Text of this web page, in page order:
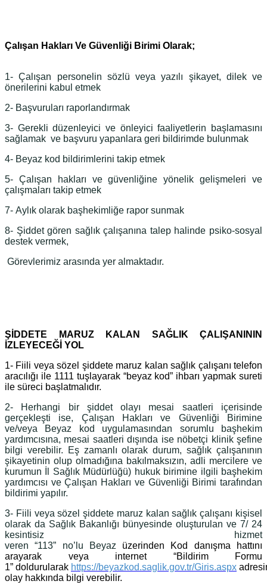
Çalışan Hakları Ve Güvenliği Birimi Olarak;
1- Çalışan personelin sözlü veya yazılı şikayet, dilek ve
önerilerini kabul etmek
2- Başvuruları raporlandırmak
3- Gerekli düzenleyici ve önleyici faaliyetlerin başlamasını
sağlamak ve başvuru yapanlara geri bildirimde bulunmak
4- Beyaz kod bildirimlerini takip etmek
5- Çalışan hakları ve güvenliğine yönelik gelişmeleri ve
çalışmaları takip etmek
7- Aylık olarak başhekimliğe rapor sunmak
8- Şiddet gören sağlık çalışanına talep halinde psiko-sosyal
destek vermek,
Görevlerimiz arasında yer almaktadır.
ŞİDDETE MARUZ KALAN SAĞLIK ÇALIŞANININ
İZLEYECEĞİ YOL
1- Fiili veya sözel şiddete maruz kalan sağlık çalışanı telefon
aracılığı ile 1111 tuşlayarak “beyaz kod” ihbarı yapmak sureti
ile süreci başlatmalıdır.
2- Herhangi bir şiddet olayı mesai saatleri içerisinde
gerçekleşti ise, Çalışan Hakları ve Güvenliği Birimine
ve/veya Beyaz kod uygulamasından sorumlu başhekim
yardımcısına, mesai saatleri dışında ise nöbetçi klinik şefine
bilgi verebilir. Eş zamanlı olarak durum, sağlık çalışanının
şikayetinin olup olmadığına bakılmaksızın, adli mercilere ve
kurumun İl Sağlık Müdürlüğü) hukuk birimine ilgili başhekim
yardımcısı ve Çalışan Hakları ve Güvenliği Birimi tarafından
bildirimi yapılır.
3- Fiili veya sözel şiddete maruz kalan sağlık çalışanı kişisel
olarak da Sağlık Bakanlığı bünyesinde oluşturulan ve 7/ 24
kesintisiz hizmet
veren “113” no’lu Beyaz üzerinden Kod danışma hattını
arayarak veya internet “Bildirim Formu
1” doldurularak https://beyazkod.saglik.gov.tr/Giris.aspx
olay hakkında bilgi verebilir.